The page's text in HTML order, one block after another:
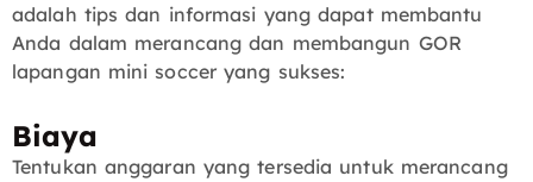
adalah tips dan informasi yang dapat membantu
Anda dalam merancang dan membangun GOR
lapangan mini soccer yang sukses:
Biaya
Tentukan anggaran yang tersedia untuk merancang